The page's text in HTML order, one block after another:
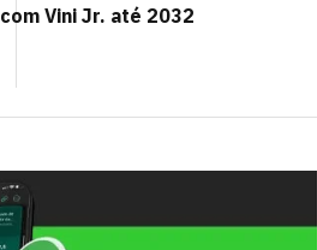
com Vini Jr. até 2032